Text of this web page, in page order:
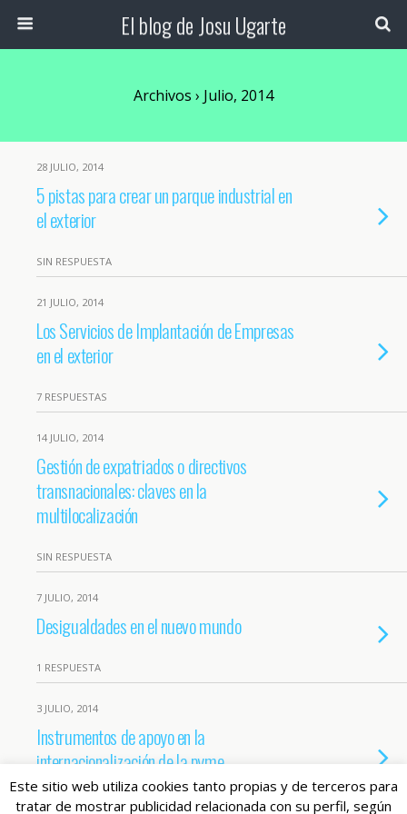
El blog de Josu Ugarte
Archivos › Julio, 2014
28 JULIO, 2014
5 pistas para crear un parque industrial en
el exterior
SIN RESPUESTA
21 JULIO, 2014
Los Servicios de Implantación de Empresas
en el exterior
7 RESPUESTAS
14 JULIO, 2014
Gestión de expatriados o directivos
transnacionales: claves en la
multilocalización
SIN RESPUESTA
7 JULIO, 2014
Desigualdades en el nuevo mundo
1 RESPUESTA
3 JULIO, 2014
Instrumentos de apoyo en la
internacionalización de la pyme
1 RESPUESTA
Este sitio web utiliza cookies tanto propias y de terceros para
tratar de mostrar publicidad relacionada con su perfil, según